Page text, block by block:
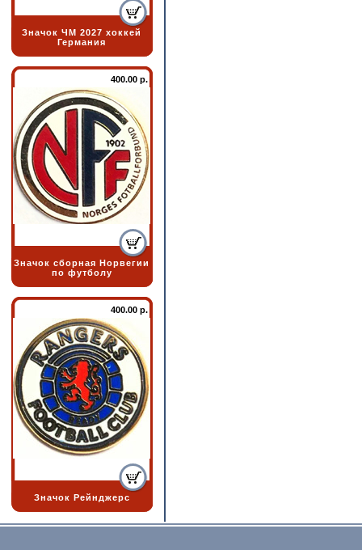
Значок ЧМ 2027 хоккей
Германия
400.00 р.
Значок сборная Норвегии
по футболу
400.00 р.
Значок Рейнджерс